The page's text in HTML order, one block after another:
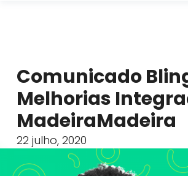
Comunicado
Melhorias
MadeiraMadeira
22 julho, 2020